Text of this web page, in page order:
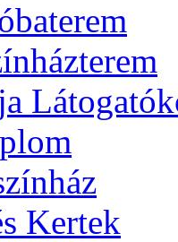
Kertek